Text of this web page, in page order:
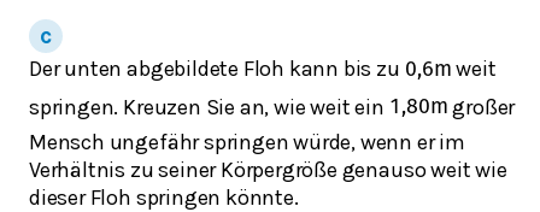
Der unten abgebildete Floh kann bis zu 0,6m weit
springen. Kreuzen Sie an, wie weit ein 1,80m großer
Mensch ungefähr springen würde, wenn er im
Verhältnis zu seiner Körpergröße genauso weit wie
dieser Floh springen könnte.